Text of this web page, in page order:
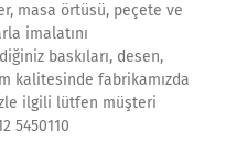
masa örtüsü, peçete ve
imalatını
baskıları, desen,
kalitesinde fabrikamızda
ilgili lütfen müşteri
5450110